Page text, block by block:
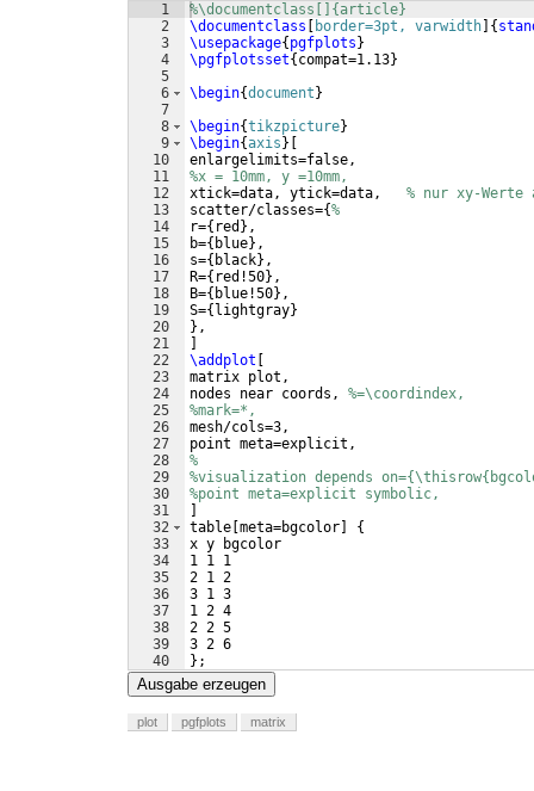
1
2
3
4
5
6
7
8
9
10
11
12
13
14
15
16
17
18
19
20
21
22
23
24
25
26
27
28
29
30
31
32
33
34
35
36
37
38
39
40
41
%\documentclass[]{article}
\documentclass
border=3pt, varwidth {
\usepackage{ pgfplots }
\pgfplotsset{ compat=1.13}
\begin{document }
\begin{tikzpicture}
\begin{axis }
enlargelimits=false,
%x = 10mm, y =10mm,
xtick=data, ytick=data, % nur xy-Werte
scatter/classes={%
r={ red } ,
b={ blue} ,
s={ black} ,
R={ red!50} ,
B={ blue!50} ,
S={ lightgray}
} ,
\addplot
matrix plot,
nodes near coords, %=\coordindex,
%mark=*,
mesh/cols=3,
point meta=explicit,
%
%visualization depends
%point meta=explicit symbolic,
table meta=bgcolor
{
x y bgcolor
1 1 1
2 1 2
3 1 3
1 2 4
2 2 5
3 2 6
} ;
\end{axis}
Ausgabe erzeugen
plot pgfplots matrix